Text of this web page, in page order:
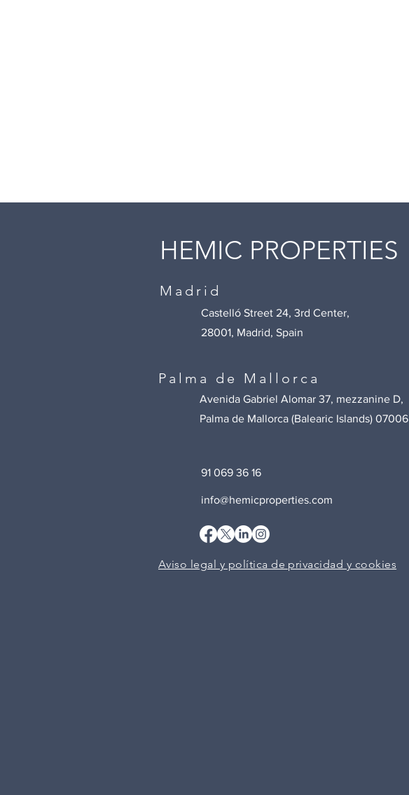
HEMIC PROPERTIES
Madrid
Castelló Street 24, 3rd Center,
28001, Madrid, Spain
Palma de Mallorca
Avenida Gabriel Alomar 37, mezzanine D,
Palma de Mallorca (Balearic Islands) 07006
91 069 36 16
info@hemicproperties.com
Aviso legal y política de privacidad y cookies